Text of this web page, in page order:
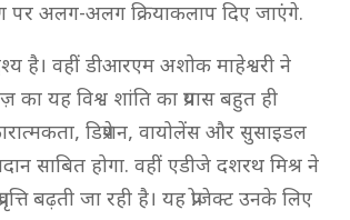
अलग-अलग क्रियाकलाप दिए जाएंगे.
है। वहीं डीआरएम अशोक माहेश्वरी ने
यह विश्व शांति का प्रयास बहुत ही
डिप्रेशन, वायोलेंस और सुसाइडल
साबित होगा. वहीं एडीजे दशरथ मिश्र ने
बढ़ती जा रही है। यह प्रोजेक्ट उनके लिए